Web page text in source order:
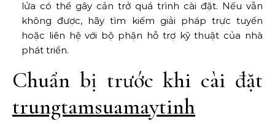
lửa có thể gây cản trở quá trình cài đặt. Nếu vẫn
không được, hãy tìm kiếm giải pháp trực tuyến
hoặc liên hệ với bộ phận hỗ trợ kỹ thuật của nhà
phát triển.
Chuẩn bị trước khi cài đặt
trungtamsuamaytinh